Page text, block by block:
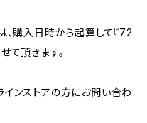
、購入日時から起算して『72
て頂きます。
ンストアの方にお問い合わ